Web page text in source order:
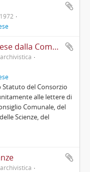
Registro delle deliberazioni prese dalla Commissione amministrativa e degli oggetti di massima 1878-1883
del Consorzio
alle lettere di
Comunale, del
Scienze, del